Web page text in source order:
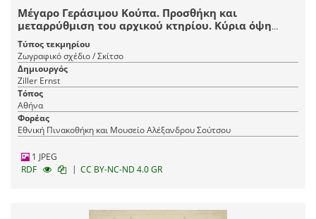
Μέγαρο Γεράσιμου Κούπα. Προσθήκη και
μεταρρύθμιση του αρχικού κτηρίου. Κύρια όψη
προς την οδό Πανεπιστημίου
Τύπος τεκμηρίου
Ζωγραφικό σχέδιο / Σκίτσο
Δημιουργός
Ziller Ernst
Τόπος
Αθήνα
Φορέας
Εθνική Πινακοθήκη και Μουσείο Αλέξανδρου Σούτσου
1 JPEG
RDF
| CC BY-NC-ND 4.0 GR